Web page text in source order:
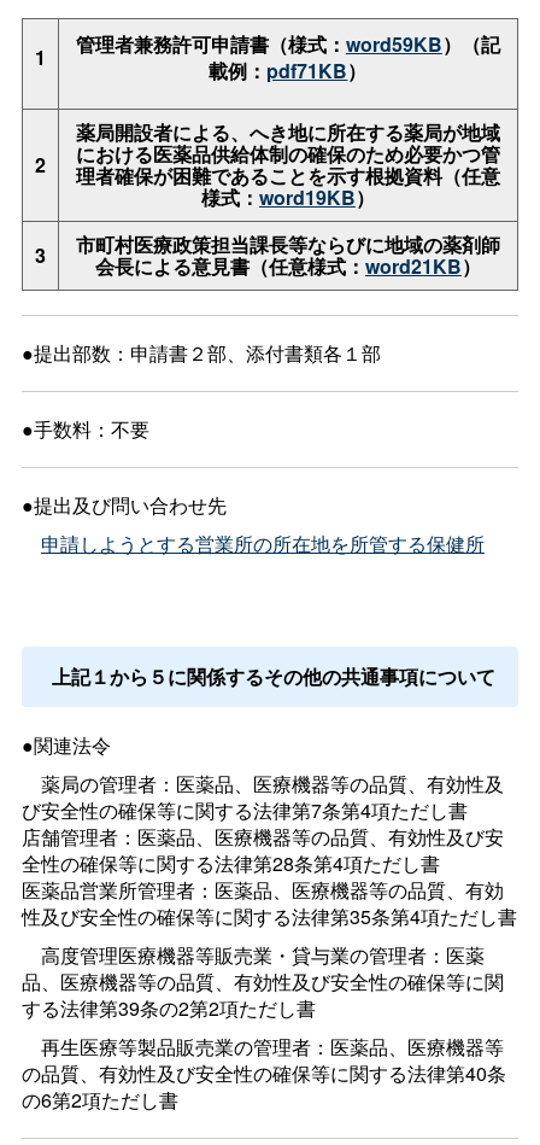
1 管理者兼務許可申請書（様式： word59KB）（記
載例： pdf71KB）
2
薬局開設者による、へき地に所在する薬局が地域
における医薬品供給体制の確保のため必要かつ管
理者確保が困難であることを示す根拠資料（任意
様式： word19KB）
3 市町村医療政策担当課長等ならびに地域の薬剤師
会長による意見書（任意様式： word21KB）
●提出部数：申請書２部、添付書類各１部
●手数料：不要
●提出及び問い合わせ先
申請しようとする営業所の所在地を所管する保健所
上記１から５に関係するその他の共通事項について
●関連法令
薬局の管理者：医薬品、医療機器等の品質、有効性及
び安全性の確保等に関する法律第7条第4項ただし書
店舗管理者：医薬品、医療機器等の品質、有効性及び安
全性の確保等に関する法律第28条第4項ただし書
医薬品営業所管理者：医薬品、医療機器等の品質、有効
性及び安全性の確保等に関する法律第35条第4項ただし書
高度管理医療機器等販売業・貸与業の管理者：医薬
品、医療機器等の品質、有効性及び安全性の確保等に関
する法律第39条の2第2項ただし書
再生医療等製品販売業の管理者：医薬品、医療機器等
の品質、有効性及び安全性の確保等に関する法律第40条
の6第2項ただし書